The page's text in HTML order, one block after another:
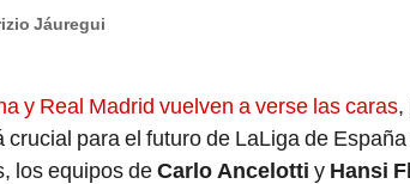
Jáuregui
y Real Madrid vuelven a verse las caras,
crucial para el futuro de LaLiga de
los equipos deCarlo Ancelotti y Hansi